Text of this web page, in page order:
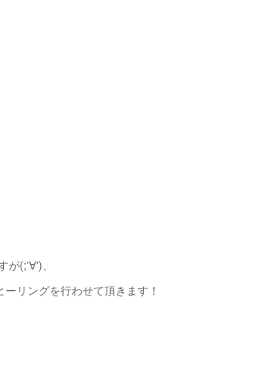
が(;'∀')、
リングを行わせて頂きます！